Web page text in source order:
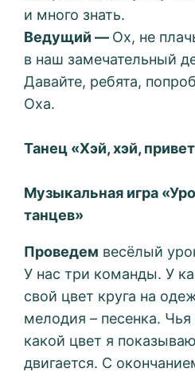
и много знать.
Ведущий — Ох, не
в наш замечательный
Давайте, ребята,
Оха.
Танец «Хэй, хэй,
Музыкальная игра
танцев»
Проведем весёлый
У нас три команды. У
свой цвет круга на
мелодия – песенка. Чья
какой цвет я
двигается. С